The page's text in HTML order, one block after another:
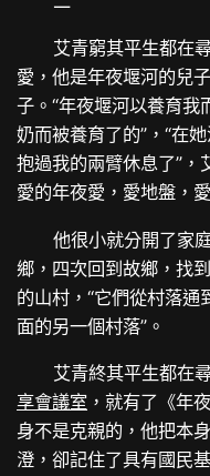
艾青窮其平生都在
愛，他是年夜堰河的兒
子。“年夜堰河以養育我
奶而被養育了的”，“在
抱過我的兩臂休息了”，
愛的年夜愛，愛地盤，
他很小就分開了家
鄉，四次回到故鄉，找
的山村，“它們從村落
面的另一個村落”。
艾青終其平生都在
享會議室 ，就有了《年
身不是克親的，他把本
澄，卻記住了具有國民